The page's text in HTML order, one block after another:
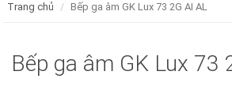
Trang chủ Bếp ga âm GK Lux 73 2G AI AL
Bếp ga âm GK Lux 73